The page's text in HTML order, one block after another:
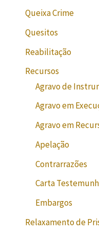
Queixa Crime
Quesitos
Reabilitação
Recursos
Agravo de
Agravo em
Agravo em
Apelação
Contrarrazões
Carta
Embargos
Relaxamento de